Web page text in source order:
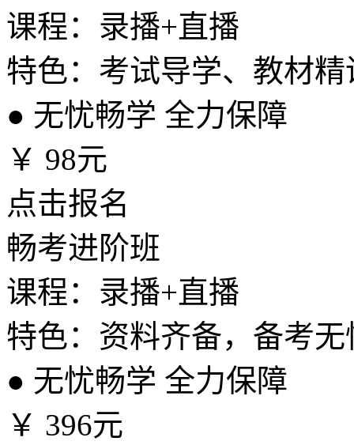
课程：录播+直播
特色：考试导学、教材
● 无忧畅学 全力保障
￥ 98元
点击报名
畅考进阶班
课程：录播+直播
特色：资料齐备，备考无
● 无忧畅学 全力保障
￥ 396元